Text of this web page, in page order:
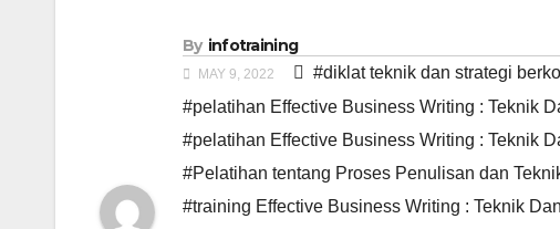
By infotraining
MAY 9, 2022 #diklat teknik dan strategi
#pelatihan Effective Business Writing : Teknik
#pelatihan Effective Business Writing : Teknik
#Pelatihan tentang Proses Penulisan dan
#training Effective Business Writing : Teknik